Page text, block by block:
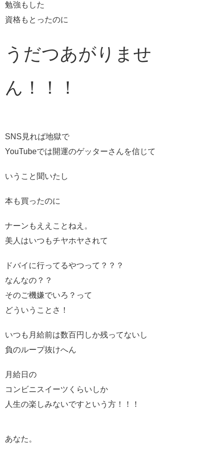
勉強もした
資格もとったのに
うだつあがりませ
ん！！！
SNS見れば地獄で
YouTubeでは開運のゲッターさんを信じて
いうこと聞いたし
本も買ったのに
ナーンもええことねえ。
美人はいつもチヤホヤされて
ドバイに行ってるやつって？？？
なんなの？？
そのご機嫌でいろ？って
どういうことさ！
いつも月給前は数百円しか残ってないし
負のループ抜けへん
月給日の
コンビニスイーツくらいしか
人生の楽しみないですという方！！！
あなた。